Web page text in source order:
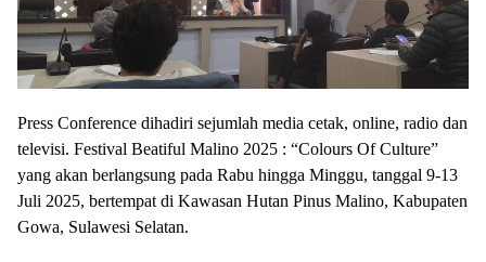
Press Conference dihadiri sejumlah media cetak, online, radio dan
televisi. Festival Beatiful Malino 2025 : “Colours Of Culture”
yang akan berlangsung pada Rabu hingga Minggu, tanggal 9-13
Juli 2025, bertempat di Kawasan Hutan Pinus Malino, Kabupaten
Gowa, Sulawesi Selatan.